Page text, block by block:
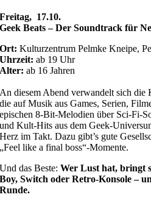
Freitag, 17.10.
Geek Beats – Der Soundtrack für
Ort: Kulturzentrum PelmkeKneipe,
Uhrzeit: ab 19 Uhr
Alter:ab 16 Jahren
An diesem Abend verwandelt sich
die auf Musik aus Games, Serien,
epischen 8-Bit-Melodien über Sci-Fi-
und Kult-Hits aus dem Geek-
Herz im Takt. Dazu gibt’s gute
„Feel like a final boss“-Momente.
Und das Beste:Wer Lust hat, bringt
Boy, Switch oder Retro-Konsole –
Runde.